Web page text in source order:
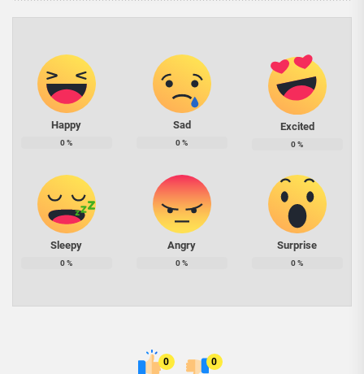
Happy
0%
Sad
0%
Excited
0%
Sleepy
0%
Angry
0%
Surprise
0%
0 0